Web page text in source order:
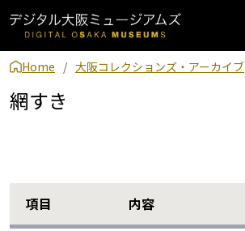
Home 大阪コレクションズ・アーカイブ
網すき
項目 内容